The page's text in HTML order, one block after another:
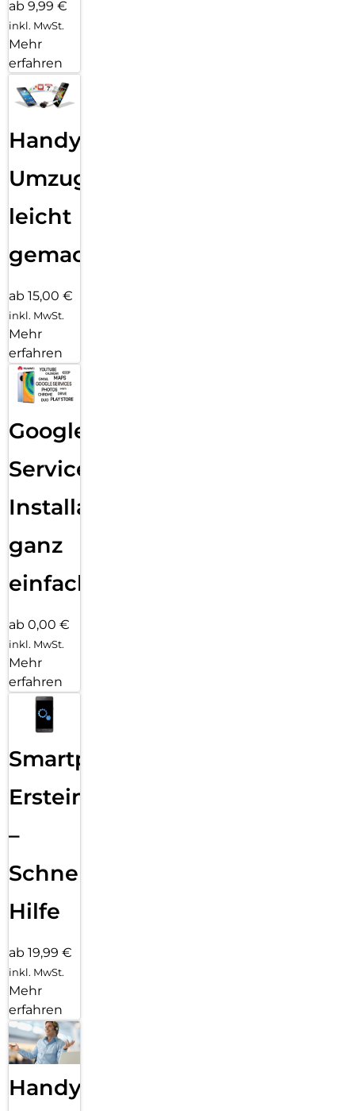
ab 9,99 €
inkl. MwSt.
Mehr
erfahren
Handy
Umzug
leicht
gemacht!
ab 15,00 €
inkl. MwSt.
Mehr
erfahren
Google
Services
Installation
ganz
einfach
ab 0,00 €
inkl. MwSt.
Mehr
erfahren
Smartphone
Ersteinrichtung
–
Schnelle
Hilfe
ab 19,99 €
inkl. MwSt.
Mehr
erfahren
Handy